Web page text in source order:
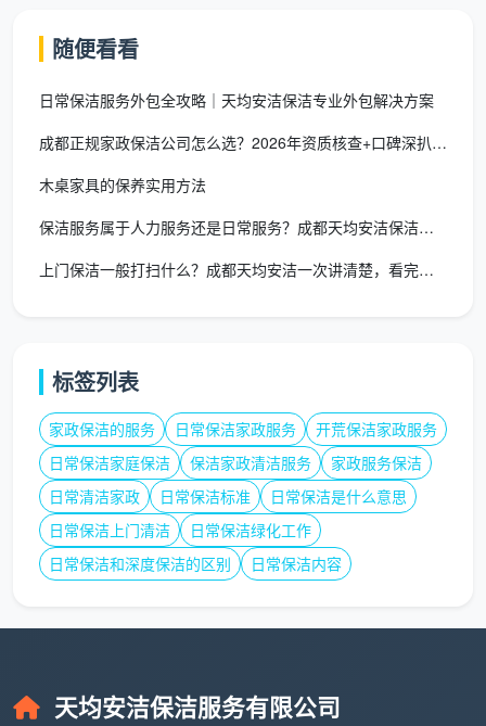
事，内外双面、窗框窗槽、纱窗全搞定，这个干净程度
四、搜“成都擦玻璃保洁服务电话”经常碰到的几个坑
比价时最容易踩的三个陷阱，天均安洁帮你标出
钱一平米”，上门后告知“外窗要加钱，高层再加钱”。
坑二：窗框窗槽不算“擦玻璃”
窗槽里还是厚厚一层灰，理由是“擦玻璃就是擦玻
璃”。天均安洁的擦窗定义包含窗框擦拭和窗槽基础
吸尘，写在服务单上。
坑三：纱窗单算，价格翻倍。全屋擦窗报价看着便
宜，到场说纱窗按个收费，加起来比套餐还贵。天均
洗的纱窗会在报价时单独列出，事前勾选。
搜“成都擦玻璃保洁服务电话”找到这里，说明你已
随便看看
日常保洁服务外包全攻略｜天均安洁保洁专业外包解决方案
成都正规家政保洁公司怎么选？2026年资质核查+口碑深扒，避
木桌家具的保养实用方法
保洁服务属于人力服务还是日常服务？成都天均安洁保洁多维解析
上门保洁一般打扫什么？成都天均安洁一次讲清楚，看完少花冤枉钱
标签列表
家政保洁的服务 日常保洁家政服务
开荒保洁家政服务
日常保洁家庭保洁
保洁家政清洁服务
家政服务保洁
日常清洁家政
日常保洁标准
日常保洁是什么意思
日常保洁上门清洁
日常保洁绿化工作
日常保洁和深度保洁的区别
日常保洁内容
天均安洁保洁服务有限公司